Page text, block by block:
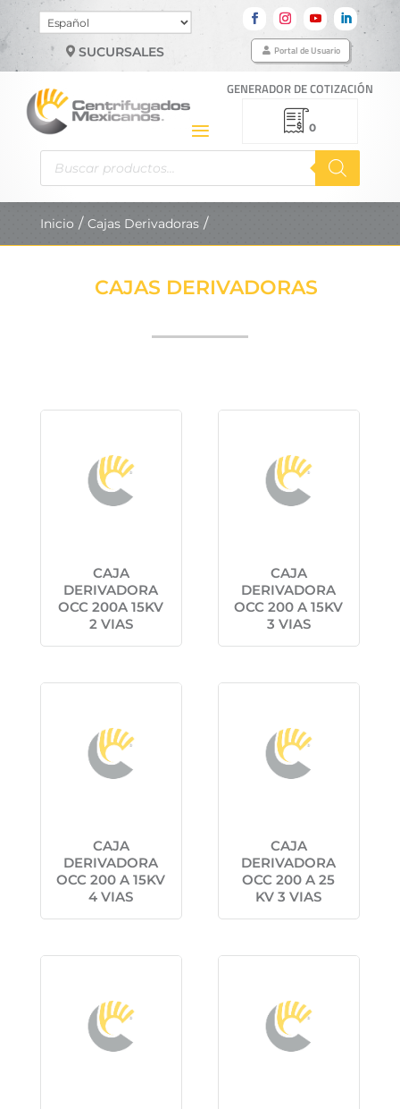
Elegir
un
idiomaSUCURSALES Portal de Usuario
GENERADOR DE COTIZACIÓN
0
Búsqueda
productos
Inicio Cajas Derivadoras
CAJAS DERIVADORAS
CAJA
DERIVADORA
OCC 200A 15KV
2 VIAS
CAJA
DERIVADORA
OCC 200 A 15KV
3 VIAS
CAJA
DERIVADORA
OCC 200 A 15KV
4 VIAS
CAJA
DERIVADORA
OCC 200 A 25
KV 3 VIAS